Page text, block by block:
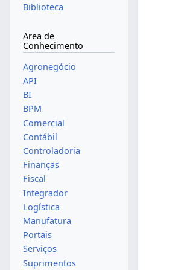
Biblioteca
Area de
Conhecimento
Agronegócio
API
BI
BPM
Comercial
Contábil
Controladoria
Finanças
Fiscal
Integrador
Logística
Manufatura
Portais
Serviços
Suprimentos